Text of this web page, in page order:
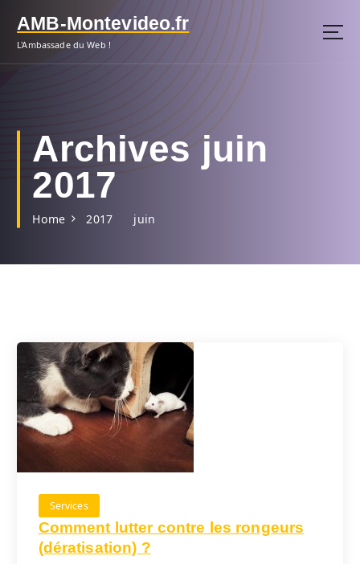
p
AMB-Montevideo.fr
L'Ambassade du Web !
Archives juin
2017
Home 2017 juin
Services
Comment lutter contre les rongeurs
(dératisation) ?